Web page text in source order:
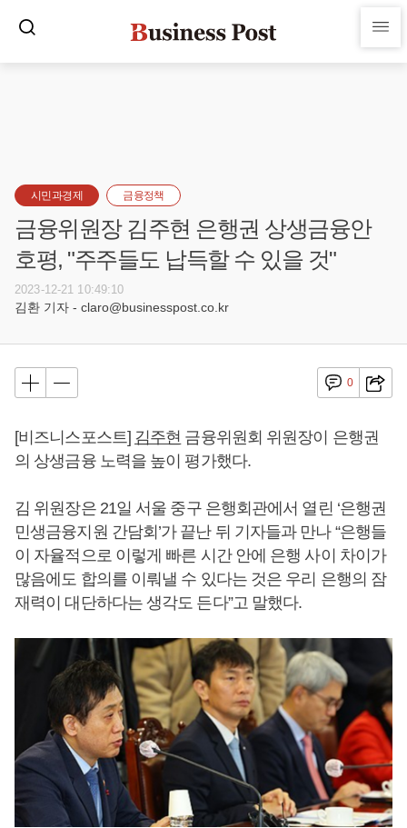
시민과경제 금융정책
금융위원장 김주현 은행권 상생금융안
호평, "주주들도 납득할 수 있을 것"
2023-12-21 10:49:10
김환 기자 - claro@businesspost.co.kr
0
[비즈니스포스트] 김주현 금융위원회 위원장이 은행권
의 상생금융 노력을 높이 평가했다.
김 위원장은 21일 서울 중구 은행회관에서 열린 ‘은행권
민생금융지원 간담회’가 끝난 뒤 기자들과 만나 “은행들
이 자율적으로 이렇게 빠른 시간 안에 은행 사이 차이가
많음에도 합의를 이뤄낼 수 있다는 것은 우리 은행의 잠
재력이 대단하다는 생각도 든다”고 말했다.